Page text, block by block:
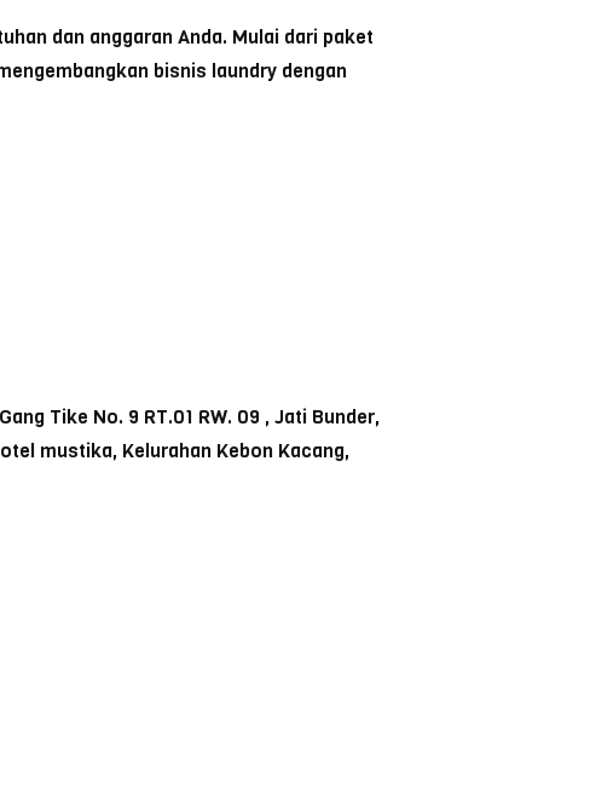
dan anggaran Anda. Mulai dari paket
bisnis laundry dengan
Tike No. 9 RT.01 RW. 09 , Jati Bunder,
mustika, Kelurahan Kebon Kacang,